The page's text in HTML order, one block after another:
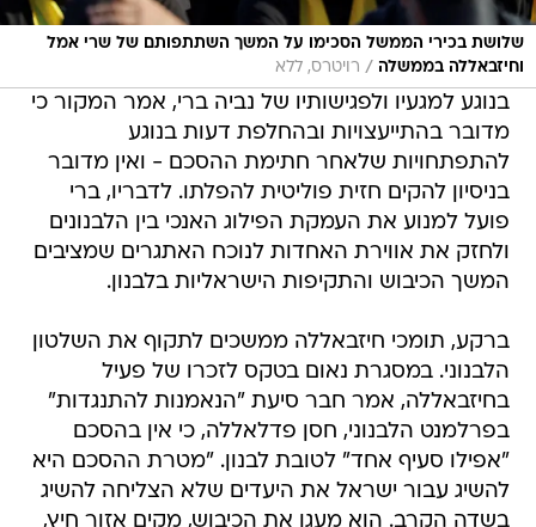
שלושת בכירי הממשל הסכימו על המשך השתתפותם של שרי אמל
וחיזבאללה בממשלה / רויטרס, ללא
בנוגע למגעיו ולפגישותיו של נביה ברי, אמר המקור כי
מדובר בהתייעצויות ובהחלפת דעות בנוגע
להתפתחויות שלאחר חתימת ההסכם - ואין מדובר
בניסיון להקים חזית פוליטית להפלתו. לדבריו, ברי
פועל למנוע את העמקת הפילוג האנכי בין הלבנונים
ולחזק את אווירת האחדות לנוכח האתגרים שמציבים
המשך הכיבוש והתקיפות הישראליות בלבנון.
ברקע, תומכי חיזבאללה ממשכים לתקוף את השלטון
הלבנוני. במסגרת נאום בטקס לזכרו של פעיל
בחיזבאללה, אמר חבר סיעת "הנאמנות להתנגדות"
בפרלמנט הלבנוני, חסן פדלאללה, כי אין בהסכם
"אפילו סעיף אחד" לטובת לבנון. "מטרת ההסכם היא
להשיג עבור ישראל את היעדים שלא הצליחה להשיג
בשדה הקרב. הוא מעגן את הכיבוש, מקים אזור חיץ,